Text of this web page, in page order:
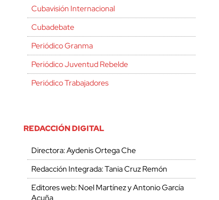
Cubavisión Internacional
Cubadebate
Periódico Granma
Periódico Juventud Rebelde
Periódico Trabajadores
REDACCIÓN DIGITAL
Directora: Aydenis Ortega Che
Redacción Integrada: Tania Cruz Remón
Editores web: Noel Martínez y Antonio García
Acuña